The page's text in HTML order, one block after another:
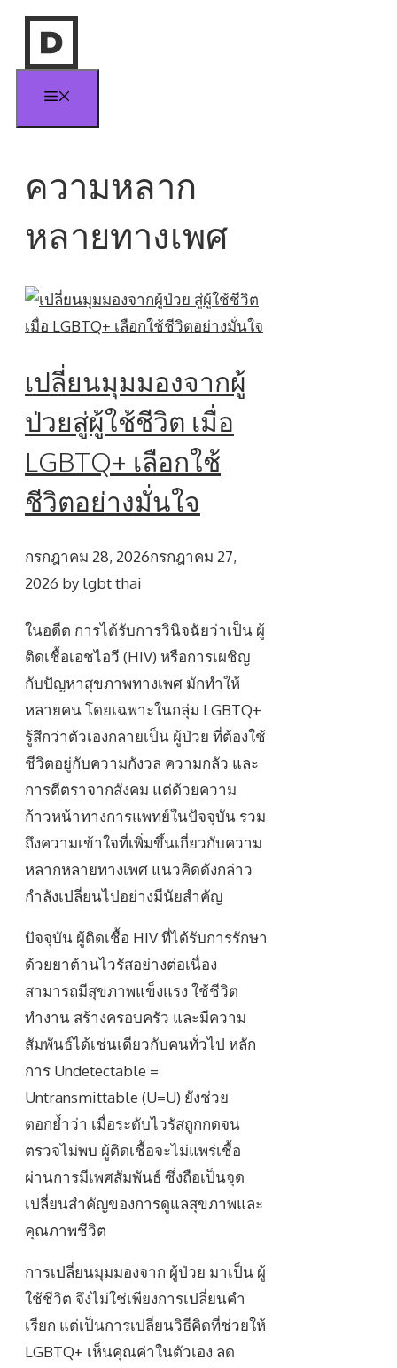
Skip
content
ความหลาก
หลายทางเพศ
เปลี่ยนมุมมองจากผู้
ป่วยสู่ผู้ใช้ชีวิต เมื่อ
LGBTQ+ เลือกใช้
ชีวิตอย่างมั่นใจ
กรกฎาคม 28, 2026กรกฎาคม 27,
2026 by lgbt thai
ในอดีต การได้รับการวินิจฉัยว่าเป็น ผู้
ติดเชื้อเอชไอวี (HIV) หรือการเผชิญ
กับปัญหาสุขภาพทางเพศ มักทำให้
หลายคน โดยเฉพาะในกลุ่ม LGBTQ+
รู้สึกว่าตัวเองกลายเป็น ผู้ป่วย ที่ต้องใช้
ชีวิตอยู่กับความกังวล ความกลัว และ
การตีตราจากสังคม แต่ด้วยความ
ก้าวหน้าทางการแพทย์ในปัจจุบัน รวม
ถึงความเข้าใจที่เพิ่มขึ้นเกี่ยวกับความ
หลากหลายทางเพศ แนวคิดดังกล่าว
กำลังเปลี่ยนไปอย่างมีนัยสำคัญ
ปัจจุบัน ผู้ติดเชื้อ HIV ที่ได้รับการรักษา
ด้วยยาต้านไวรัสอย่างต่อเนื่อง
สามารถมีสุขภาพแข็งแรง ใช้ชีวิต
ทำงาน สร้างครอบครัว และมีความ
สัมพันธ์ได้เช่นเดียวกับคนทั่วไป หลัก
การ Undetectable =
Untransmittable (U=U) ยังช่วย
ตอกย้ำว่า เมื่อระดับไวรัสถูกกดจน
ตรวจไม่พบ ผู้ติดเชื้อจะไม่แพร่เชื้อ
ผ่านการมีเพศสัมพันธ์ ซึ่งถือเป็นจุด
เปลี่ยนสำคัญของการดูแลสุขภาพและ
คุณภาพชีวิต
การเปลี่ยนมุมมองจาก ผู้ป่วย มาเป็น ผู้
ใช้ชีวิต จึงไม่ใช่เพียงการเปลี่ยนคำ
เรียก แต่เป็นการเปลี่ยนวิธีคิดที่ช่วยให้
LGBTQ+ เห็นคุณค่าในตัวเอง ลด